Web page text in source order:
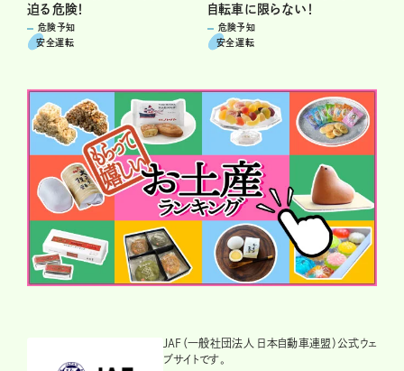
迫る危険！
危険予知
安全運転
自転車に限らない！
危険予知
安全運転
JAF（一般社団法人 日本自動車連盟）公式ウェ
ブサイトです。